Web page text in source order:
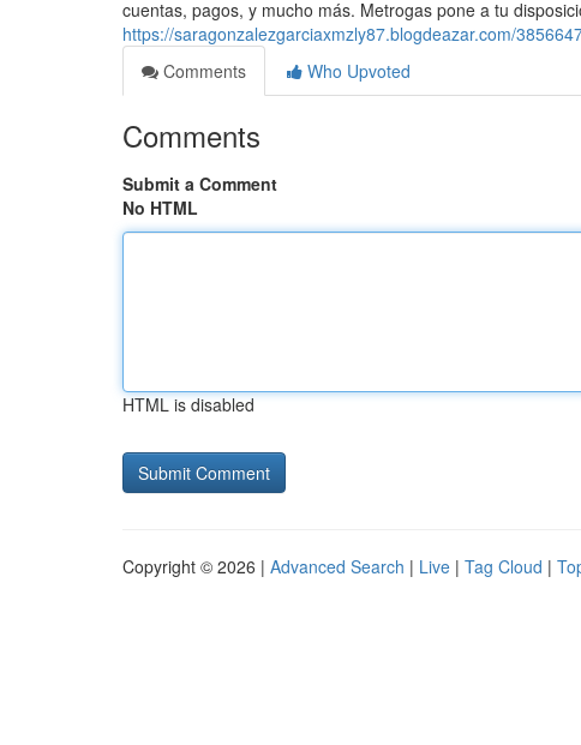
cuentas, pagos, y mucho más. Metrogas pone a tu
https://saragonzalezgarciaxmzly87.blogdeazar.com/
Comments
Who Upvoted
Comments
Submit a Comment
No HTML
HTML is disabled
Copyright © 2026 | Advanced Search | Live | Tag Cloud |